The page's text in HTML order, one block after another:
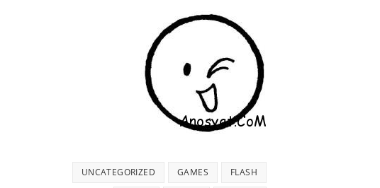
FLASH
GAMES
UNCATEGORIZED